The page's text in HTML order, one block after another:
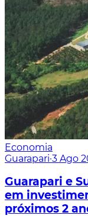
Economia
Guarapari·3 Ago
Guarapari e
em
próximos 2